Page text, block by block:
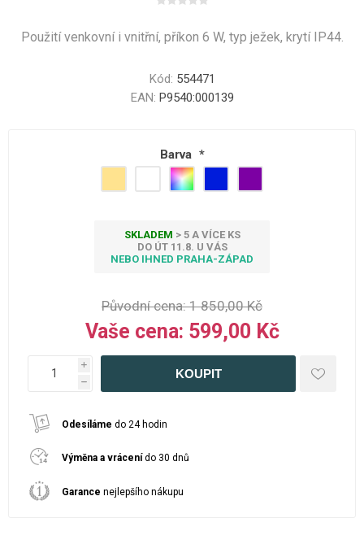
Použití venkovní i vnitřní, příkon 6 W, typ ježek, krytí IP44.
Kód: 554471
EAN: P9540:000139
Barva *
SKLADEM > 5 A VÍCE KS
DO ÚT 11.8. U VÁS
NEBO IHNED PRAHA-ZÁPAD
Původní cena: 1 850,00 Kč
Vaše cena: 599,00 Kč
i
h
Odesíláme do 24 hodin
Výměna a vrácení do 30 dnů
Garance nejlepšího nákupu